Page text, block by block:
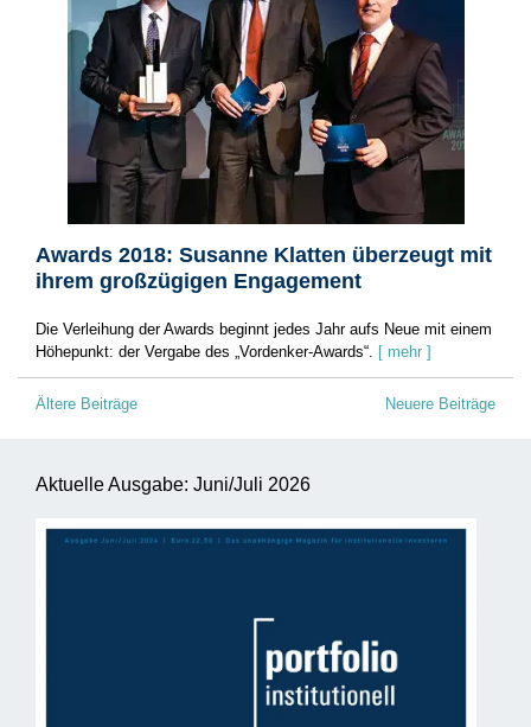
Awards 2018: Susanne Klatten überzeugt mit
ihrem großzügigen Engagement
Die Verleihung der Awards beginnt jedes Jahr aufs Neue mit einem
Höhepunkt: der Vergabe des „Vordenker-Awards“. [ mehr ]
Beitragsnavigation
Ältere Beiträge Neuere Beiträge
Aktuelle Ausgabe: Juni/Juli 2026